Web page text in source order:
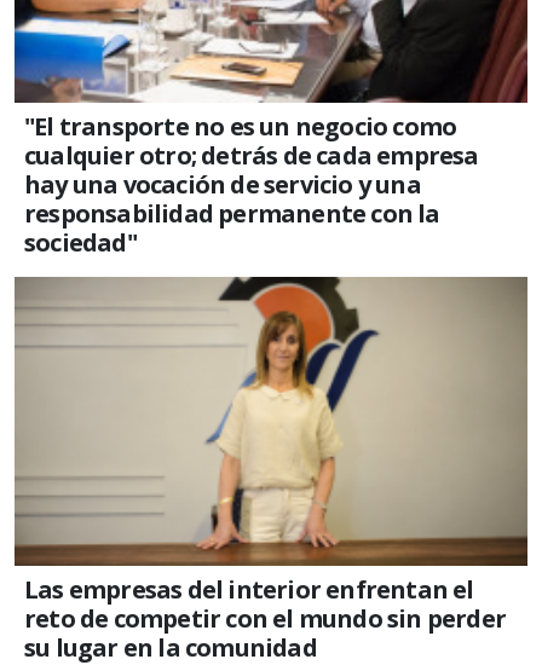
"El transporte no es un negocio como
cualquier otro; detrás de cada empresa
hay una vocación de servicio y una
responsabilidad permanente con la
sociedad"
Las empresas del interior enfrentan el
reto de competir con el mundo sin perder
su lugar en la comunidad